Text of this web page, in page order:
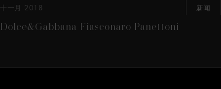
十一月 2018 新闻
Dolce&Gabbana Fiasconaro Panettoni